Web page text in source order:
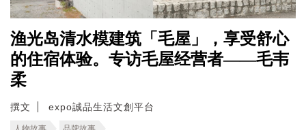
渔光岛清水模建筑「毛屋」，享受舒心
的住宿体验。专访毛屋经营者——毛韦
柔
撰文 expo誠品生活文創平台